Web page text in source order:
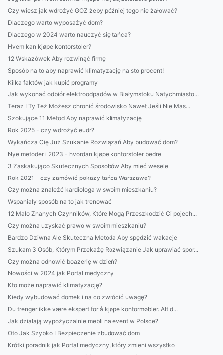
Czy wiesz jak wdrożyć GOZ żeby później tego nie żałować?
Dlaczego warto wyposażyć dom?
Dlaczego w 2024 warto nauczyć się tańca?
Hvem kan kjøpe kontorstoler?
12 Wskazówek Aby rozwinąć firmę
Sposób na to aby naprawić klimatyzację na sto procent!
Kilka faktów jak kupić programy
Jak wykonać odbiór elektroodpadów w Białymstoku Natychmiasto...
Teraz I Ty Też Możesz chronić środowisko Nawet Jeśli Nie Mas...
Szokujące 11 Metod Aby naprawić klimatyzację
Rok 2025 - czy wdrożyć eudr?
Wykańcza Cię Już Szukanie Rozwiązań Aby budować dom?
Nye metoder i 2023 - hvordan kjøpe kontorstoler bedre
3 Zaskakująco Skutecznych Sposobów Aby mieć wesele
Rok 2021 - czy zamówić pokazy tańca Warszawa?
Czy można znaleźć kardiologa w swoim mieszkaniu?
Wspaniały sposób na to jak trenować
12 Mało Znanych Czynników, Które Mogą Przeszkodzić Ci pojech...
Czy można uzyskać prawo w swoim mieszkaniu?
Bardzo Dziwna Ale Skuteczna Metoda Aby spędzić wakacje
Szukam 3 Osób, Którym Przekażę Rozwiązanie Jak uprawiać spor...
Czy można odnowić boazerię w dzień?
Nowości w 2024 jak Portal medyczny
Kto może naprawić klimatyzację?
Kiedy wybudować domek i na co zwrócić uwagę?
Du trenger ikke være ekspert for å kjøpe kontormøbler. Alt d...
Jak działają wypożyczalnie mebli na event w Polsce?
Oto Jak Szybko I Bezpieczenie zbudować dom
Krótki poradnik jak Portal medyczny, który zmieni wszystko